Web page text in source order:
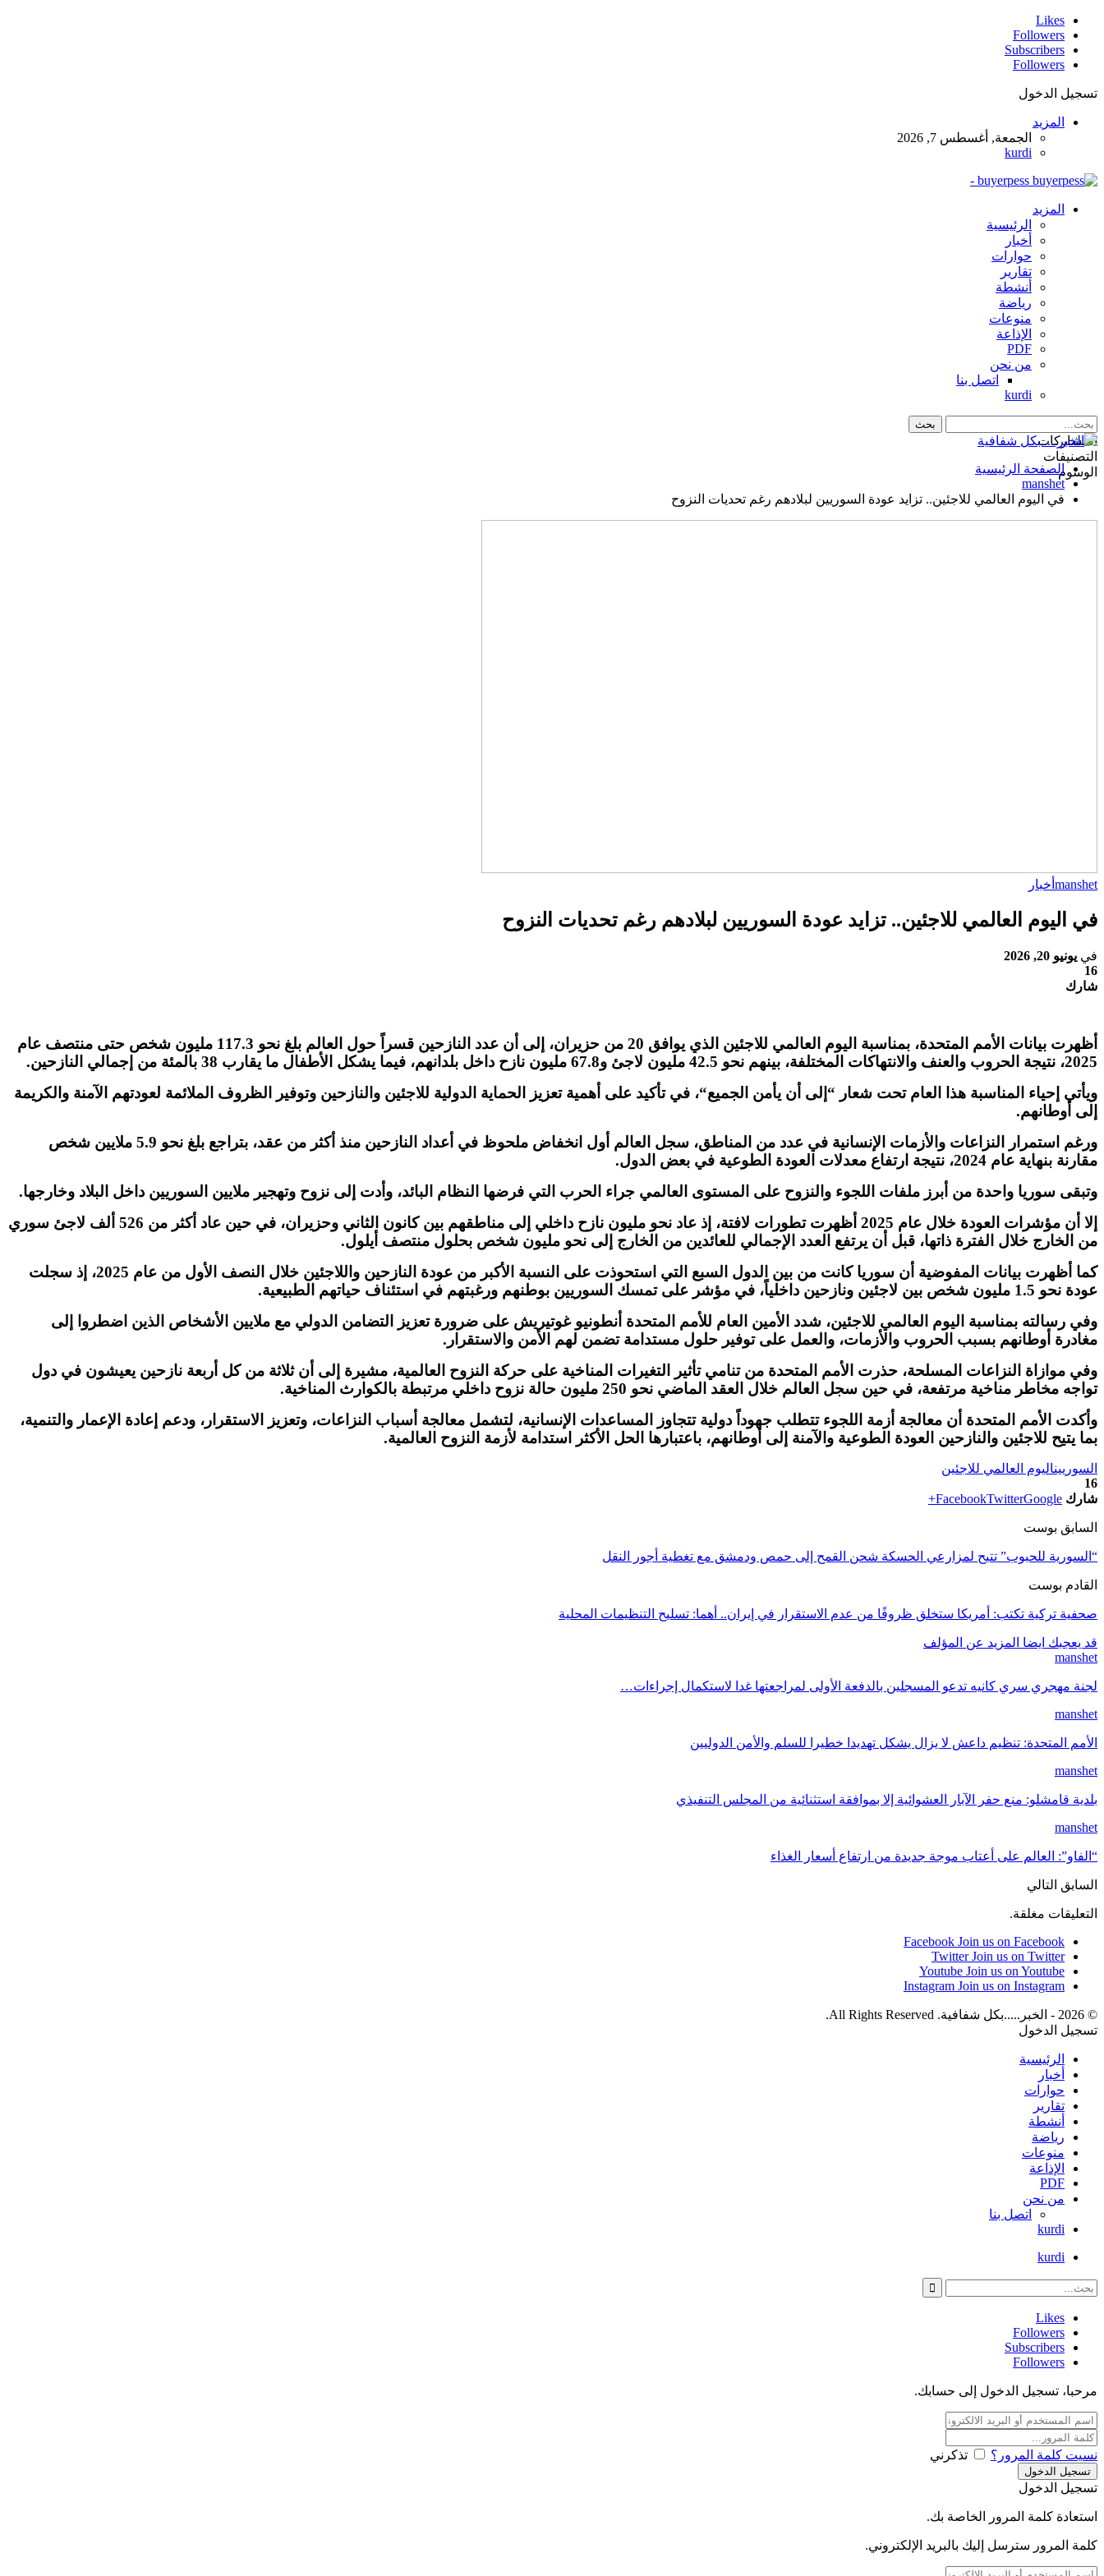
Likes
Followers
Subscribers
Followers
تسجيل الدخول
المزيد
الجمعة, أغسطس 7, 2026
kurdi
buyerpess -
المزيد
الرئيسية
أخبار
حوارات
تقارير
أنشطة
رياضة
منوعات
الإذاعة
PDF
من نحن
اتصل بنا
kurdi
المشاركات
التصنيفات
الوسومالصفحة الرئيسية
manshet
في اليوم العالمي للاجئين.. تزايد عودة السوريين لبلادهم رغم تحديات النزوح
manshet أخبار
في اليوم العالمي للاجئين.. تزايد عودة السوريين لبلادهم رغم تحديات النزوح
في يونيو 20, 2026
16
شارك
أظهرت بيانات الأمم المتحدة، بمناسبة اليوم العالمي للاجئين الذي يوافق 20 من حزيران، إلى أن عدد النازحين قسراً حول العالم بلغ نحو 117.3 مليون شخص حتى منتصف عام
2025، نتيجة الحروب والعنف ‏والانتهاكات المختلفة، بينهم نحو 42.5 مليون لاجئ ‏و67.8 مليون نازح داخل بلدانهم، فيما يشكل ‏الأطفال ما يقارب 38 بالمئة من إجمالي النازحين.‏
ويأتي إحياء المناسبة هذا العام تحت شعار “ إلى أن يأمن الجميع“، في تأكيد على أهمية تعزيز الحماية الدولية للاجئين والنازحين وتوفير الظروف الملائمة لعودتهم الآمنة والكريمة
إلى أوطانهم.
ورغم استمرار النزاعات والأزمات الإنسانية في عدد من المناطق، سجل العالم أول انخفاض ملحوظ في أعداد النازحين منذ أكثر من عقد، بتراجع بلغ نحو 5.9 ملايين شخص
مقارنة بنهاية عام 2024، نتيجة ارتفاع معدلات العودة الطوعية في بعض الدول.
وتبقى سوريا واحدة من أبرز ملفات اللجوء والنزوح ‏على المستوى العالمي جراء الحرب التي فرضها ‏النظام البائد، وأدت إلى نزوح وتهجير ملايين ‏السوريين داخل البلاد وخارجها.‏
إلا أن مؤشرات العودة خلال عام 2025 أظهرت تطورات لافتة، إذ عاد نحو مليون نازح داخلي إلى مناطقهم بين كانون الثاني وحزيران، في حين عاد أكثر من 526 ألف لاجئ سوري
من الخارج خلال الفترة ذاتها، قبل أن يرتفع العدد الإجمالي للعائدين من الخارج إلى نحو مليون شخص بحلول منتصف أيلول.
كما أظهرت بيانات المفوضية أن سوريا كانت من ‏بين الدول السبع التي استحوذت على النسبة الأكبر ‏من عودة النازحين واللاجئين خلال النصف الأول ‏من عام 2025، إذ سجلت
عودة نحو 1.5 مليون ‏شخص بين لاجئين ونازحين داخلياً، في مؤشر على ‏تمسك السوريين بوطنهم ورغبتهم في استئناف ‏حياتهم الطبيعية.‏
وفي رسالته بمناسبة اليوم العالمي للاجئين، شدد الأمين العام للأمم المتحدة أنطونيو غوتيريش على ضرورة تعزيز التضامن الدولي مع ملايين الأشخاص الذين اضطروا إلى
مغادرة أوطانهم بسبب الحروب والأزمات، والعمل على توفير حلول مستدامة تضمن لهم الأمن والاستقرار .
وفي موازاة النزاعات المسلحة، حذرت الأمم المتحدة من تنامي تأثير التغيرات المناخية على حركة النزوح العالمية، مشيرة إلى أن ثلاثة من كل أربعة نازحين يعيشون في دول
تواجه مخاطر مناخية مرتفعة، في حين سجل العالم خلال العقد الماضي نحو 250 مليون حالة نزوح داخلي مرتبطة بالكوارث المناخية.
وأكدت الأمم المتحدة أن معالجة أزمة اللجوء تتطلب جهوداً دولية تتجاوز المساعدات الإنسانية، لتشمل معالجة أسباب النزاعات، وتعزيز الاستقرار، ودعم إعادة الإعمار والتنمية،
بما يتيح للاجئين والنازحين العودة الطوعية والآمنة إلى أوطانهم، باعتبارها الحل الأكثر استدامة لأزمة النزوح العالمية.
السورييناليوم العالمي للاجئين
16
شارك
FacebookTwitterGoogle+
السابق بوست
“السورية للحبوب” تتيح لمزارعي الحسكة شحن القمح إلى حمص ودمشق مع تغطية أجور النقل
القادم بوست
صحفية تركية تكتب: أمريكا ستخلق ظروفًا من عدم الاستقرار في إيران.. أهما: تسليح التنظيمات المحلية
قد يعجبك ايضا المزيد عن المؤلف
manshet
لجنة مهجري سري كانيه تدعو المسجلين بالدفعة الأولى لمراجعتها غدا لاستكمال إجراءات…
manshet
الأمم المتحدة: تنظيم داعش لا يزال يشكل تهديدا خطيرا للسلم والأمن الدوليين
manshet
بلدية قامشلو: منع حفر الآبار العشوائية إلا بموافقة استثنائية من المجلس التنفيذي
manshet
“الفاو”: العالم على أعتاب موجة جديدة من ارتفاع أسعار الغذاء
السابق التالي
التعليقات مغلقة.
Facebook Join us on Facebook
Twitter Join us on Twitter
Youtube Join us on Youtube
Instagram Join us on Instagram
© 2026 - الخبر.....بكل شفافية. All Rights Reserved.
تسجيل الدخول
الرئيسية
أخبار
حوارات
تقارير
أنشطة
رياضة
منوعات
الإذاعة
PDF
من نحن
اتصل بنا
kurdi
kurdi
Likes
Followers
Subscribers
Followers
مرحبا، تسجيل الدخول إلى حسابك.
نسيت كلمة المرور؟ تذكرني
تسجيل الدخول
استعادة كلمة المرور الخاصة بك.
كلمة المرور سترسل إليك بالبريد الإلكتروني.